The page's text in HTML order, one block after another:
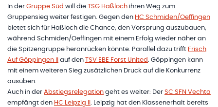
In der Gruppe Süd will die TSG Haßloch ihren Weg zum
Gruppensieg weiter festigen. Gegen den HC Schmiden/Oeffingen
bietet sich für Haßloch die Chance, den Vorsprung auszubauen,
während Schmiden/Oeffingen mit einem Erfolg wieder näher an
die Spitzengruppe heranrücken könnte. Parallel dazu trifft Frisch
Auf Göppingen II
auf den TSV EBE Forst United. Göppingen kann
mit einem weiteren Sieg zusätzlichen Druck auf die Konkurrenz
ausüben.
Auch in der Abstiegsrelegation geht es weiter: Der SC SFN Vechta
empfängt den HC Leipzig II . Leipzig hat den Klassenerhalt bereits